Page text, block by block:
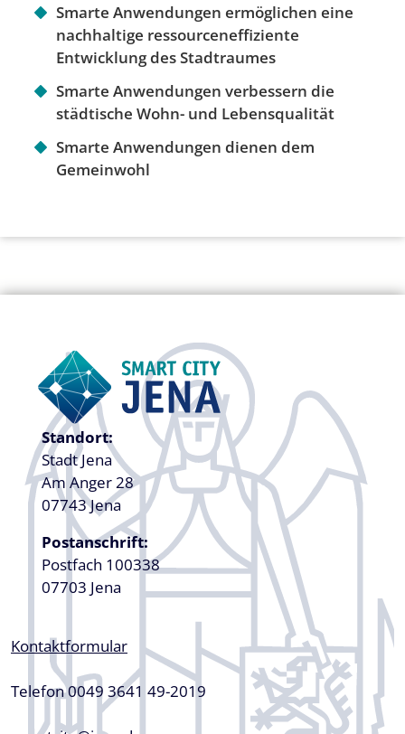
Smarte Anwendungen ermöglichen eine
nachhaltige ressourceneffiziente
Entwicklung des Stadtraumes
Smarte Anwendungen verbessern die
städtische Wohn- und Lebensqualität
Smarte Anwendungen dienen dem
Gemeinwohl
Standort:
Stadt Jena
Am Anger 28
07743 Jena
Postanschrift:
Postfach 100338
07703 Jena
Kontaktformular
Telefon 0049 3641 49-2019